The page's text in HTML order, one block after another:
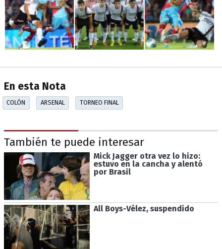
En esta Nota
COLÓN ARSENAL TORNEO FINAL
También te puede interesar
Mick Jagger otra vez lo hizo:
estuvo en la cancha y alentó
por Brasil
All Boys-Vélez, suspendido